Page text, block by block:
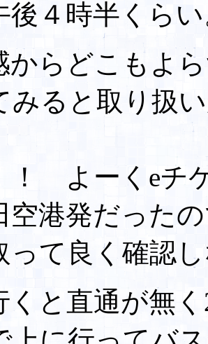
後４時半くら
からどこもよ
みると取り扱
！ よーくeチ
空港発だった
って良く確認
くと直通が無